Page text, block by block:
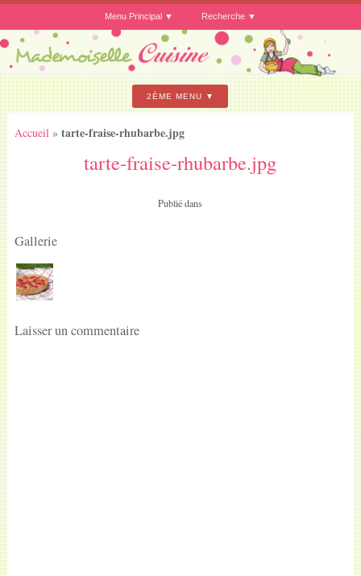
Menu Principal Recherche
2ÈME MENU
Accueil » tarte-fraise-rhubarbe.jpg
tarte-fraise-rhubarbe.jpg
Publié dans
Gallerie
Laisser un commentaire